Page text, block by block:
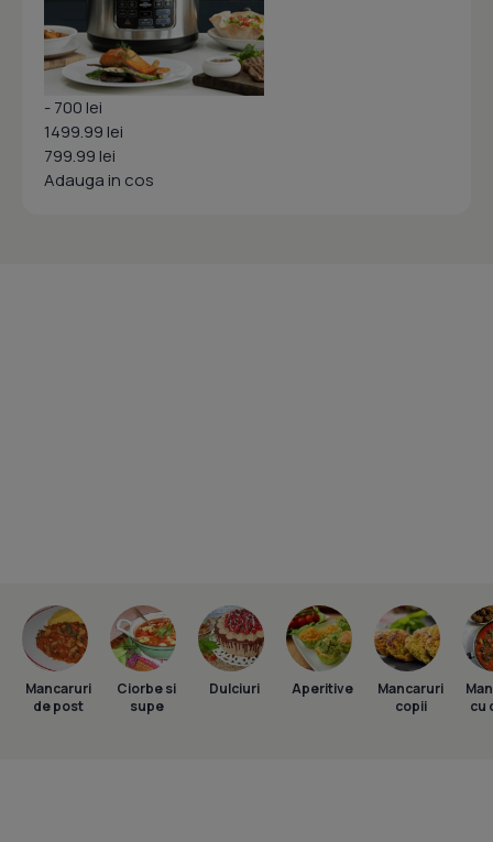
- 700 lei
1499.99 lei
799.99 lei
Adauga in cos
Mancaruri
de post
Ciorbe si
supe
Dulciuri Aperitive
Mancaruri
copii
cu